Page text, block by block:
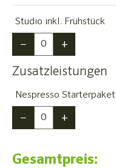
− +
Studio inkl. Frühstück
Zusatzleistungen
− +
Nespresso Starterpaket
Gesamtpreis: